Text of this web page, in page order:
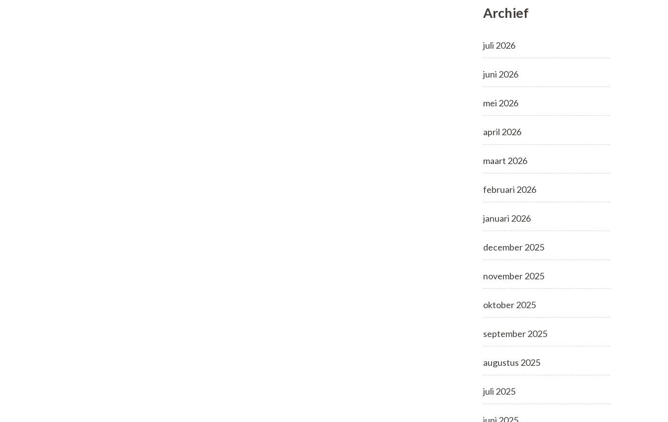
Archief
juli 2026
juni 2026
mei 2026
april 2026
maart 2026
februari 2026
januari 2026
december 2025
november 2025
oktober 2025
september 2025
augustus 2025
juli 2025